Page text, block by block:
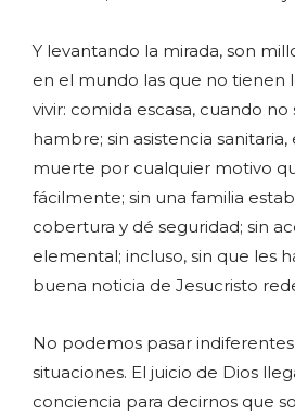
Y levantando la mirada, son
en el mundo las que no tienen
vivir: comida escasa, cuando
hambre; sin asistencia sanitaria,
muerte por cualquier motivo
fácilmente; sin una familia
cobertura y dé seguridad; sin
elemental; incluso, sin que les
buena noticia de Jesucristo
No podemos pasar
situaciones. El juicio de Dios
conciencia para decirnos que